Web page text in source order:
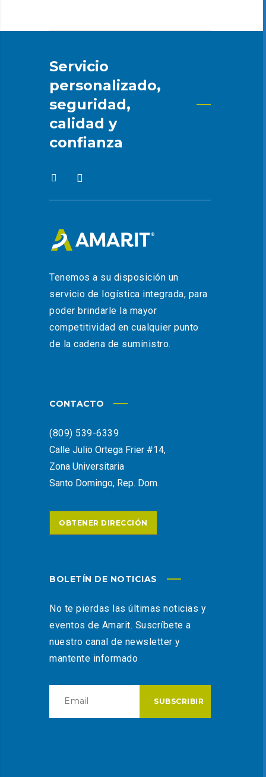
Servicio
personalizado,
seguridad,
calidad y
confianza
Tenemos a su disposición un
servicio de logística integrada, para
poder brindarle la mayor
competitividad en cualquier punto
de la cadena de suministro.
CONTACTO
(809) 539-6339
Calle Julio Ortega Frier #14,
Zona Universitaria
Santo Domingo, Rep. Dom.
OBTENER DIRECCIÓN
BOLETÍN DE NOTICIAS
No te pierdas las últimas noticias y
eventos de Amarit. Suscríbete a
nuestro canal de newsletter y
mantente informado